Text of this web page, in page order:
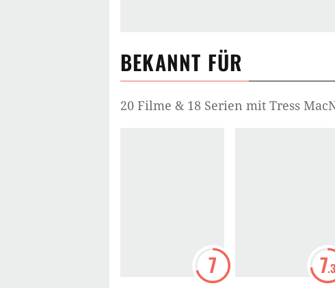
BEKANNT FÜR
20 Filme & 18 Serien mit Tress
7 7.3